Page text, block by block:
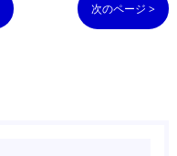
次のページ >